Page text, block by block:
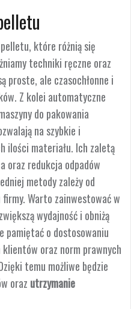
które różnią się
techniki ręczne oraz
proste, ale czasochłonne i
Z kolei automatyczne
do pakowania
na szybkie i
ilości materiału. Ich zaletą
oraz redukcja odpadów
metody zależy od
Warto zainwestować w
wydajność i obniżą
pamiętać o dostosowaniu
oraz norm prawnych
temu możliwe będzie
oraz utrzymanie